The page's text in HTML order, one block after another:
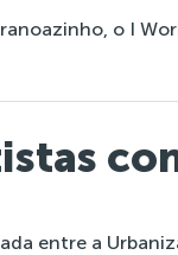
o I
entre a